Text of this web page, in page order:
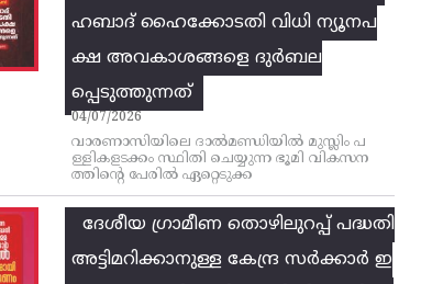
ഹബാദ് ഹൈക്കോടതി വിധി ന്യൂനപ
ക്ഷ അവകാശങ്ങളെ ദുർബല
പ്പെടുത്തുന്നത്
04/07/2026
വാരണാസിയിലെ ദാൽമണ്ഡിയിൽ മുസ്ലിം പ
ള്ളികളടക്കം സ്ഥിതി ചെയ്യുന്ന ഭൂമി വികസന
ത്തിന്റെ പേരിൽ ഏറ്റെടുക്ക
ദേശീയ ഗ്രാമീണ തൊഴിലുറപ്പ്‌ പദ്ധതി
അട്ടിമറിക്കാനുള്ള കേന്ദ്ര സര്‍ക്കാര്‍ ഇ